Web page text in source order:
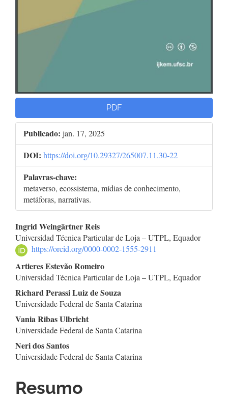
PDF
Publicado: jan. 17, 2025
DOI: https://doi.org/10.29327/265007.11.30-22
Palavras-chave:
metaverso, ecossistema, mídias de conhecimento,
metáforas, narrativas.
Conteúdo
do
artigo
principal
Ingrid Weingärtner Reis
Universidad Técnica Particular de Loja – UTPL, Equador
https://orcid.org/0000-0002-1555-2911
Artieres Estevão Romeiro
Universidad Técnica Particular de Loja – UTPL, Equador
Richard Perassi Luiz de Souza
Universidade Federal de Santa Catarina
Vania Ribas Ulbricht
Universidade Federal de Santa Catarina
Neri dos Santos
Universidade Federal de Santa Catarina
Resumo